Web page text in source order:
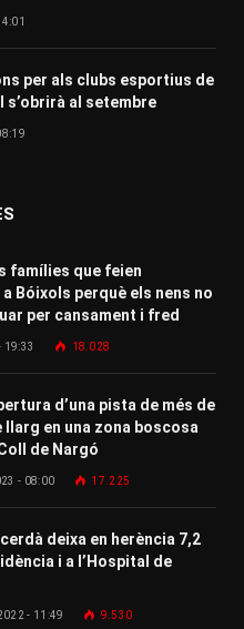
per als clubs esportius de
s’obrirà al setembre
famílies que feien
Bóixols perquè els nens no
per cansament i fred
19:33 18.028
d’una pista de més de
llarg en una zona boscosa
de Nargó
- 08:00 17.225
deixa en herència 7,2
i a l’Hospital de
- 11:49 9.530